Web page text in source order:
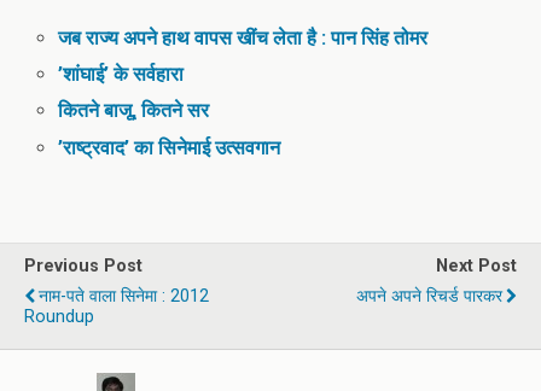
जब राज्य अपने हाथ वापस खींच लेता है : पान सिंह तोमर
’शांघाई’ के सर्वहारा
कितने बाजू, कितने सर
’राष्ट्रवाद’ का सिनेमाई उत्सवगान
Previous Post
नाम-पते वाला सिनेमा : 2012
Roundup
Next Post
अपने अपने रिचर्ड पारकर